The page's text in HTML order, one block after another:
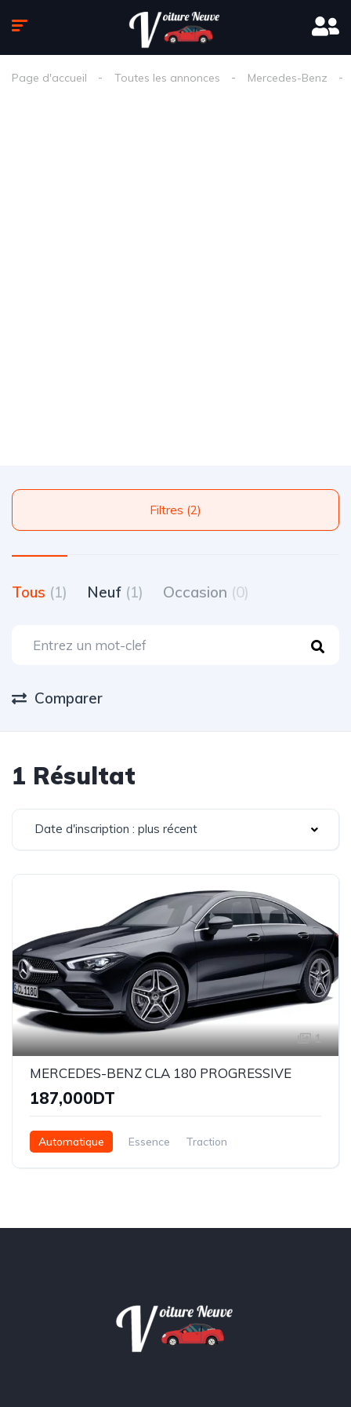
Page d'accueil Toutes les annonces Mercedes-Benz
Filtres (2)
Tous (1) Neuf (1) Occasion (0)
Comparer
1 Résultat
Date d'inscription : plus récent
1
MERCEDES-BENZ CLA 180 PROGRESSIVE
187,000DT
Automatique Essence Traction